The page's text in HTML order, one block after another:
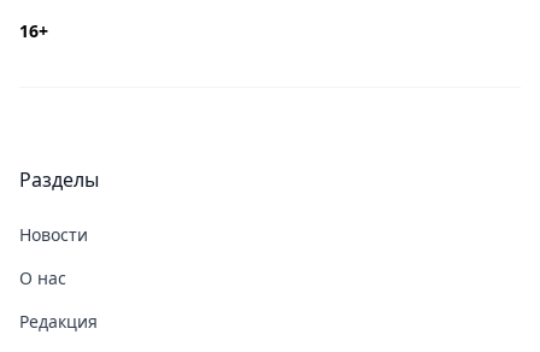
16+
Разделы
Новости
О нас
Редакция